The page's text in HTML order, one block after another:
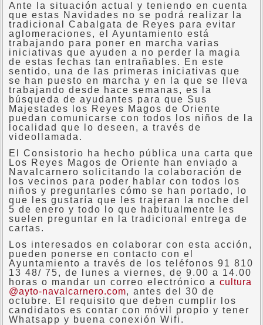
Ante la situación actual y teniendo en cuenta
que estas Navidades no se podrá realizar la
tradicional Cabalgata de Reyes para evitar
aglomeraciones, el Ayuntamiento está
trabajando para poner en marcha varias
iniciativas que ayuden a no perder la magia
de estas fechas tan entrañables. En este
sentido, una de las primeras iniciativas que
se han puesto en marcha y en la que se lleva
trabajando desde hace semanas, es la
búsqueda de ayudantes para que Sus
Majestades los Reyes Magos de Oriente
puedan comunicarse con todos los niños de la
localidad que lo deseen, a través de
videollamada.
El Consistorio ha hecho pública una carta que
Los Reyes Magos de Oriente han enviado a
Navalcarnero solicitando la colaboración de
los vecinos para poder hablar con todos los
niños y preguntarles cómo se han portado, lo
que les gustaría que les trajeran la noche del
5 de enero y todo lo que habitualmente les
suelen preguntar en la tradicional entrega de
cartas.
Los interesados en colaborar con esta acción,
pueden ponerse en contacto con el
Ayuntamiento a través de los teléfonos 91 810
13 48/ 75, de lunes a viernes, de 9.00 a 14.00
horas o mandar un correo electrónico a cultura
@ayto-navalcarnero.com, antes del 30 de
octubre. El requisito que deben cumplir los
candidatos es contar con móvil propio y tener
Whatsapp y buena conexión Wifi.